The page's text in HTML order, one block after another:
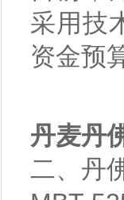
采用技
资金预
丹麦丹
二、丹